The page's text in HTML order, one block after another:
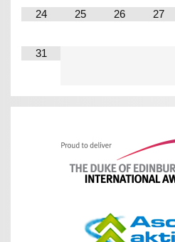
24 25 26 27
31